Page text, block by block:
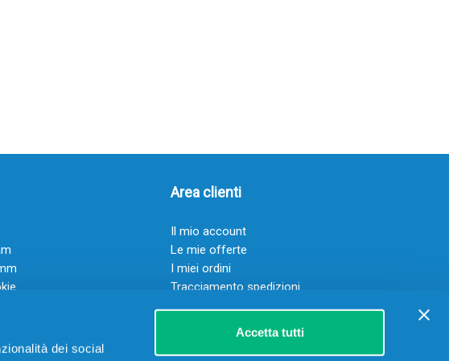
dei social
Accetta tutti
Area clienti
Il mio account
Le mie offerte
I miei ordini
Tracciamento spedizioni
Resi
Servizio clienti